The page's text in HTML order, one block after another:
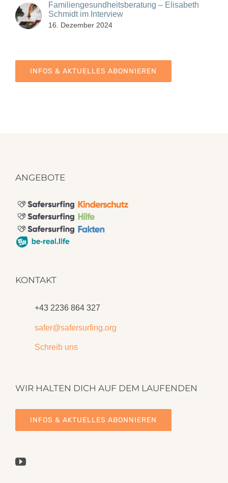
Familiengesundheitsberatung – Elisabeth
Schmidt im Interview
16. Dezember 2024
INFOS & AKTUELLES ABONNIEREN
ANGEBOTE
KONTAKT
+43 2236 864 327
safer@safersurfing.org
Schreib uns
WIR HALTEN DICH AUF DEM LAUFENDEN
INFOS & AKTUELLES ABONNIEREN